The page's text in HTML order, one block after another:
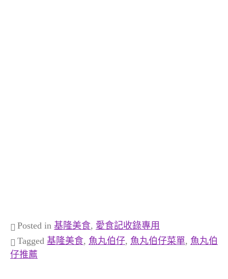
Posted in 基隆美食, 愛食記收錄專用
Tagged 基隆美食, 魚丸伯仔, 魚丸伯仔菜單, 魚丸伯
仔推薦